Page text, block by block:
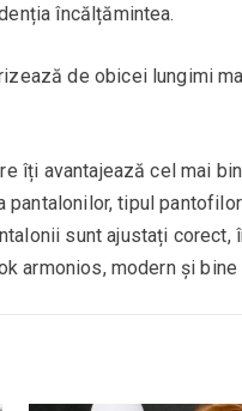
încălțămintea.
de obicei lungimi
îți avantajează cel mai
pantalonilor, tipul
sunt ajustați
armonios, modern și